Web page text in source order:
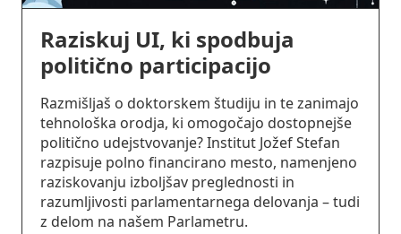
Raziskuj UI, ki spodbuja
politično participacijo
Razmišljaš o doktorskem študiju in te zanimajo
tehnološka orodja, ki omogočajo dostopnejše
politično udejstvovanje? Institut Jožef Stefan
razpisuje polno financirano mesto, namenjeno
raziskovanju izboljšav preglednosti in
razumljivosti parlamentarnega delovanja – tudi
z delom na našem Parlametru.